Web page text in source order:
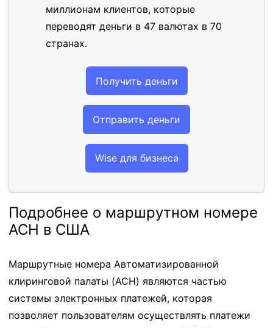
миллионам клиентов, которые
переводят деньги в 47 валютах в 70
странах.
Получить деньги
Отправить деньги
Wise для бизнеса
Подробнее о маршрутном номере
ACH в США
Маршрутные номера Автоматизированной
клиринговой палаты (ACH) являются частью
системы электронных платежей, которая
позволяет пользователям осуществлять платежи